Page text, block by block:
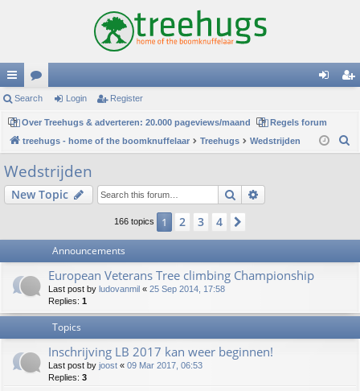
ui
ck
lin
ks
or
u
m
s
in
er
Search Login Register
Over Treehugs & adverteren: 20.000 pageviews/maand
Regels forum
treehugs - home of the boomknuffelaar
Treehugs Wedstrijden
Wedstrijden
New Topic Search
166 topics 1 2 3 4
Announcements
European Veterans Tree climbing Championship
Last post by ludovanmil « 25 Sep 2014, 17:58
Replies: 1
Topics
Inschrijving LB 2017 kan weer beginnen!
Last post by joost « 09 Mar 2017, 06:53
Replies: 3